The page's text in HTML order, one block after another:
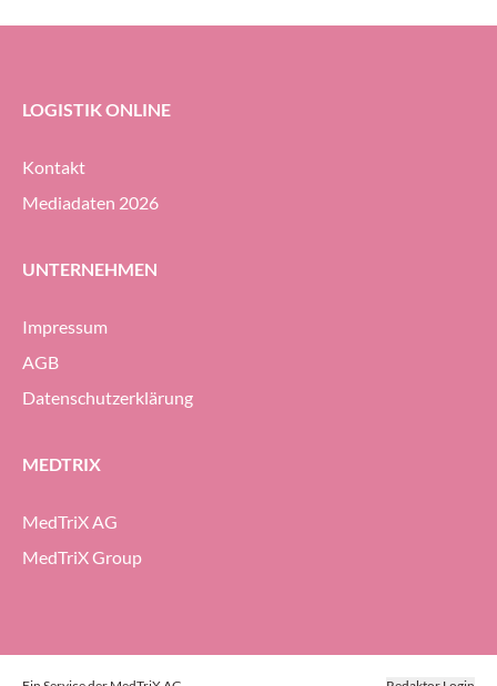
LOGISTIK ONLINE
Kontakt
Mediadaten 2026
UNTERNEHMEN
Impressum
AGB
Datenschutzerklärung
MEDTRIX
MedTriX AG
MedTriX Group